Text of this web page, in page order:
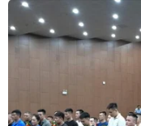
Kết quả bóng
điểm, U22
26/11/2019 14:24